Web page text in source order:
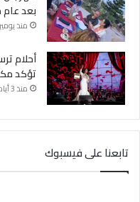
بعد
منذ
أحلام
تؤكد
منذ 3 أيام
تابعنا على فيسبوك